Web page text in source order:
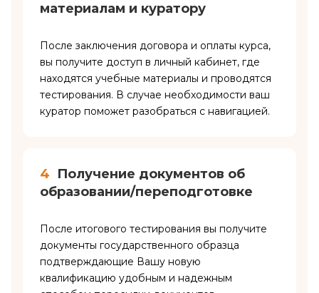
материалам и куратору
После заключения договора и оплаты курса,
вы получите доступ в личный кабинет, где
находятся учебные материалы и проводятся
тестирования. В случае необходимости ваш
куратор поможет разобраться с навигацией.
4 Получение документов об
образовании/переподготовке
После итогового тестирования вы получите
документы государственного образца
подтверждающие Вашу новую
квалификацию удобным и надежным